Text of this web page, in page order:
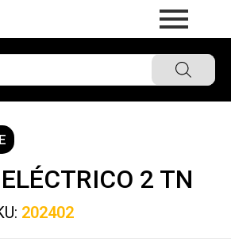
2 TN
202402